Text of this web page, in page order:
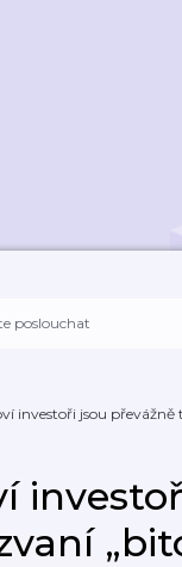
investoři jsou převážně